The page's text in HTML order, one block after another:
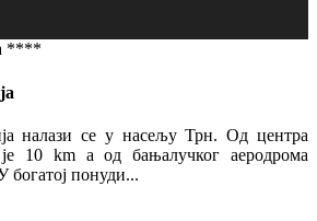
****
налази се у насељу Трн. Од центра
10 km а од бањалучког аеродрома
понуди...